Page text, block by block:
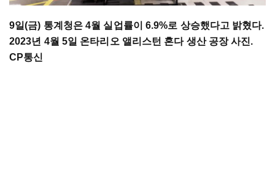
9일(금) 통계청은 4월 실업률이 6.9%로 상승했다고 밝혔다.
2023년 4월 5일 온타리오 앨리스턴 혼다 생산 공장 사진.
CP통신